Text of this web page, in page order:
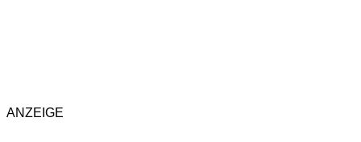
ANZEIGE